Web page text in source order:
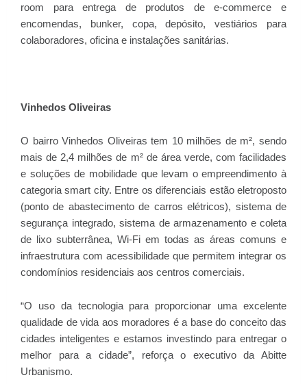
room para entrega de produtos de e-commerce e
encomendas, bunker, copa, depósito, vestiários para
colaboradores, oficina e instalações sanitárias.
Vinhedos Oliveiras
O bairro Vinhedos Oliveiras tem 10 milhões de m², sendo
mais de 2,4 milhões de m² de área verde, com facilidades
e soluções de mobilidade que levam o empreendimento à
categoria smart city. Entre os diferenciais estão eletroposto
(ponto de abastecimento de carros elétricos), sistema de
segurança integrado, sistema de armazenamento e coleta
de lixo subterrânea, Wi-Fi em todas as áreas comuns e
infraestrutura com acessibilidade que permitem integrar os
condomínios residenciais aos centros comerciais.
“O uso da tecnologia para proporcionar uma excelente
qualidade de vida aos moradores é a base do conceito das
cidades inteligentes e estamos investindo para entregar o
melhor para a cidade”, reforça o executivo da Abitte
Urbanismo.